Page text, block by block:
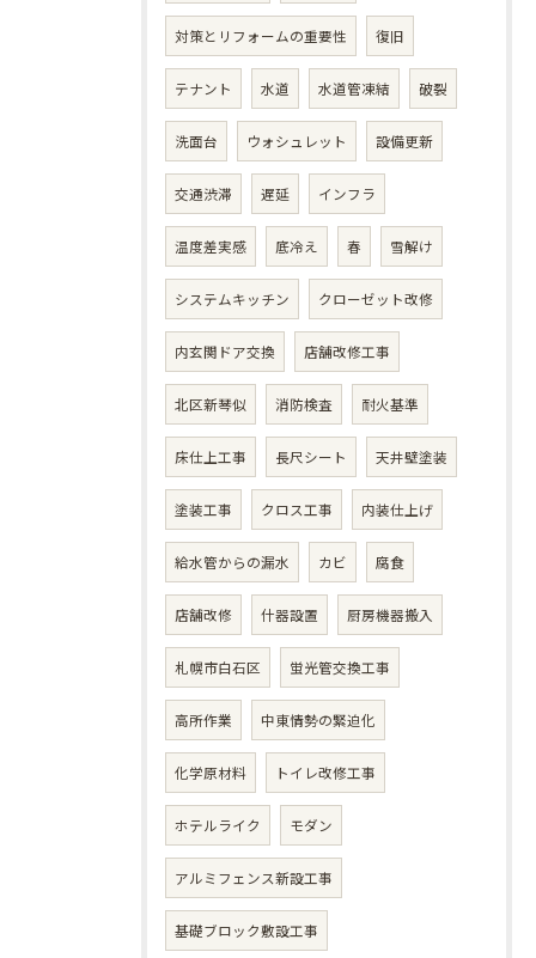
対策とリフォームの重要性 復旧
テナント 水道 水道管凍結 破裂
洗面台 ウォシュレット 設備更新
交通渋滞 遅延 インフラ
温度差実感 底冷え 春 雪解け
システムキッチン クローゼット改修
内玄関ドア交換 店舗改修工事
北区新琴似 消防検査 耐火基準
床仕上工事 長尺シート 天井壁塗装
塗装工事 クロス工事 内装仕上げ
給水管からの漏水 カビ 腐食
店舗改修 什器設置 厨房機器搬入
札幌市白石区 蛍光管交換工事
高所作業 中東情勢の緊迫化
化学原材料 トイレ改修工事
ホテルライク モダン
アルミフェンス新設工事
基礎ブロック敷設工事